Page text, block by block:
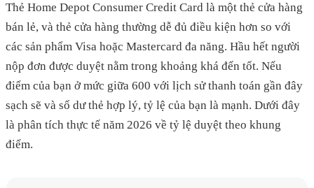
Thẻ Home Depot Consumer Credit Card là một thẻ cửa hàng
bán lẻ, và thẻ cửa hàng thường dễ đủ điều kiện hơn so với
các sản phẩm Visa hoặc Mastercard đa năng. Hầu hết người
nộp đơn được duyệt nằm trong khoảng khá đến tốt. Nếu
điểm của bạn ở mức giữa 600 với lịch sử thanh toán gần đây
sạch sẽ và số dư thẻ hợp lý, tỷ lệ của bạn là mạnh. Dưới đây
là phân tích thực tế năm 2026 về tỷ lệ duyệt theo khung
điểm.